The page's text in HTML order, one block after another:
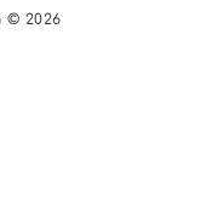
© 2026